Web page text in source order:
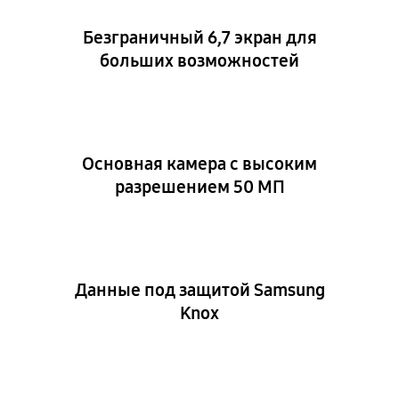
Безграничный 6,7 экран для
больших возможностей
Основная камера с высоким
разрешением 50 МП
Данные под защитой Samsung
Knox